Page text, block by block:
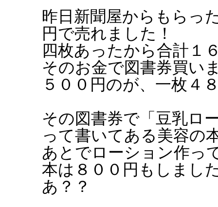
昨日新聞屋からもらっ
円で売れました！
四枚あったから合計１
そのお金で図書券買い
５００円のが、一枚４
その図書券で「豆乳ロ
って書いてある美容の
あとでローション作っ
本は８００円もしまし
あ？？